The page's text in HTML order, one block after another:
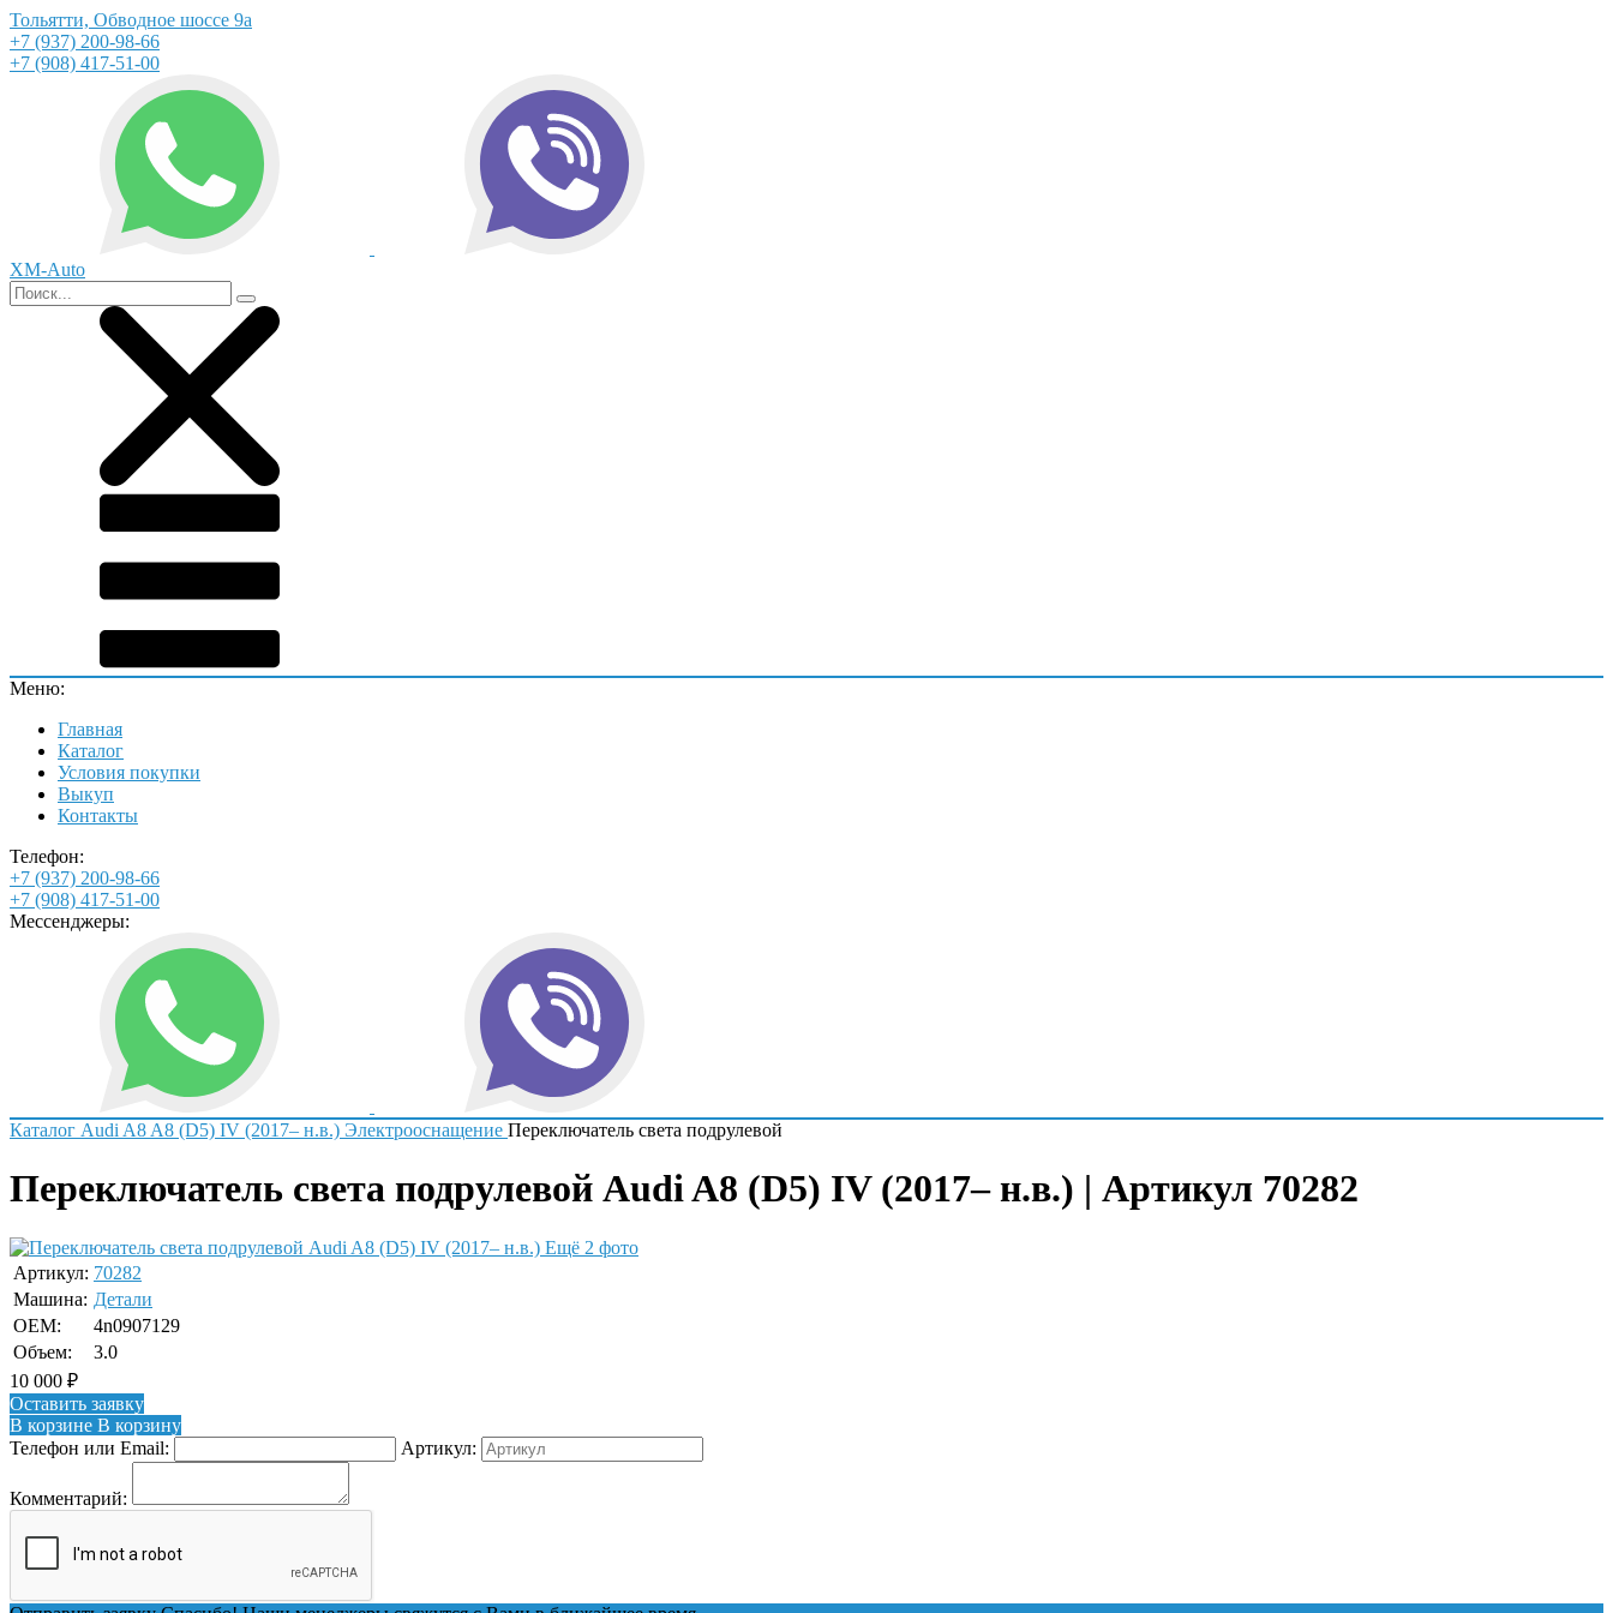
Тольятти, Обводное шоссе 9а
+7 (937) 200-98-66
+7 (908) 417-51-00
XM-Auto
Меню:
Главная
Каталог
Условия покупки
Выкуп
Контакты
Телефон:
+7 (937) 200-98-66
+7 (908) 417-51-00
Мессенджеры:
Каталог Audi A8 A8 (D5) IV (2017– н.в.) Электрооснащение Переключатель света подрулевой
Переключатель света подрулевой Audi A8 (D5) IV (2017– н.в.) | Артикул 70282
Ещё 2 фото
Артикул: 70282
Машина: Детали
OEM:
4n0907129
Объем:
3.0
10 000 ₽
Оставить заявку
В корзине В корзину
Телефон или Email:
Артикул:
Комментарий: